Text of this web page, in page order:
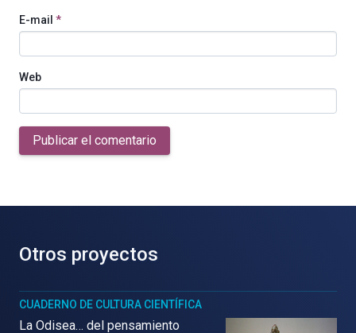
E-mail *
Web
Publicar el comentario
Otros proyectos
CUADERNO DE CULTURA CIENTÍFICA
La Odisea… del pensamiento